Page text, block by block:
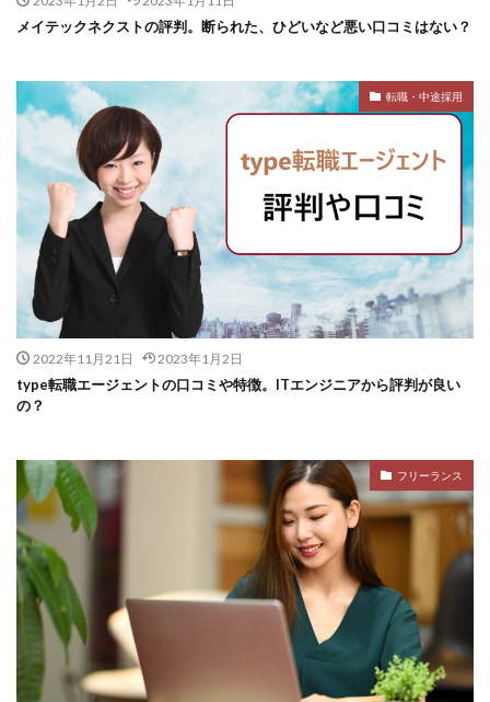
メイテックネクストの評判。断られた、ひどいなど悪い口コミはない？
転職・中途採用
2022年11月21日 2023年1月2日
type転職エージェントの口コミや特徴。ITエンジニアから評判が良い
の？
フリーランス